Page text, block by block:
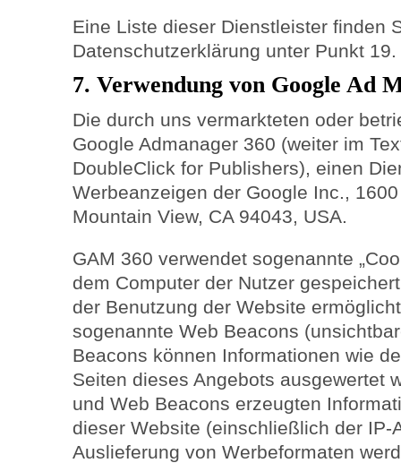
Eine Liste dieser Dienstleister finden
Datenschutzerklärung unter Punkt 19.
7. Verwendung von Google Ad
Die durch uns vermarkteten oder
Google Admanager 360 (weiter im
DoubleClick for Publishers), einen
Werbeanzeigen der Google Inc.,
Mountain View, CA 94043, USA.
GAM 360 verwendet sogenannte
dem Computer der Nutzer
der Benutzung der Website
sogenannte Web Beacons
Beacons können Informationen wie
Seiten dieses Angebots ausgewertet
und Web Beacons erzeugten
dieser Website (einschließlich der IP-
Auslieferung von Werbeformaten